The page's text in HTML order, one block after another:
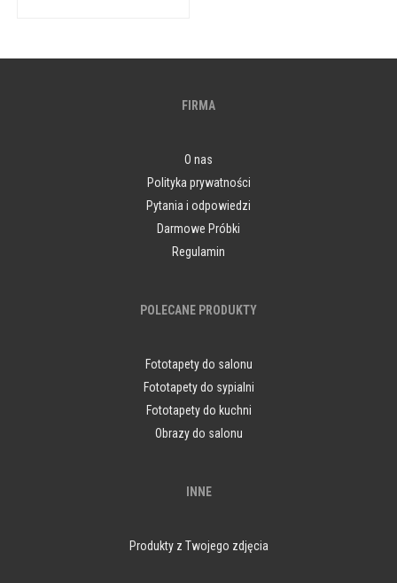
FIRMA
O nas
Polityka prywatności
Pytania i odpowiedzi
Darmowe Próbki
Regulamin
POLECANE PRODUKTY
Fototapety do salonu
Fototapety do sypialni
Fototapety do kuchni
Obrazy do salonu
INNE
Produkty z Twojego zdjęcia